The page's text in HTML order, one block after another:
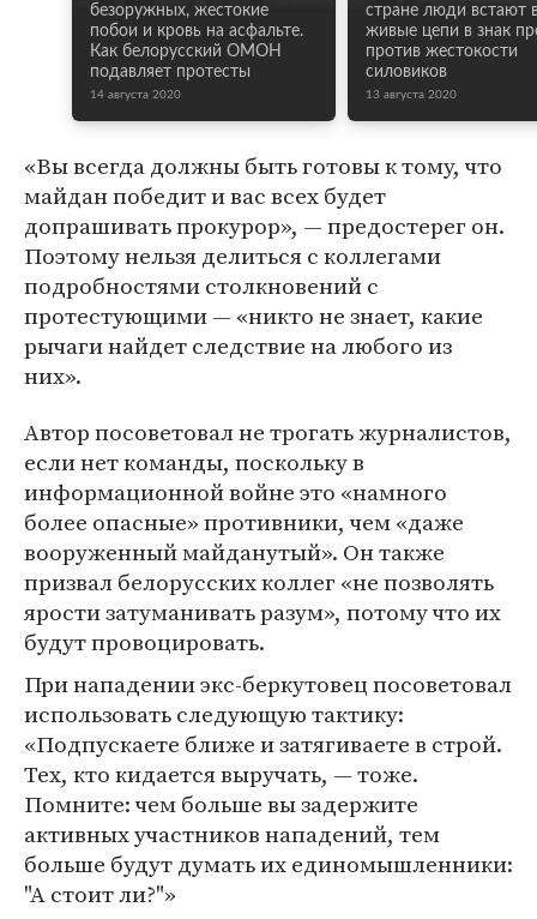
безоружных, жестокие
побои и кровь на асфальте.
Как белорусский ОМОН
подавляет протесты
14 августа 2020
стране люди встают
живые цепи в знак
против жестокости
силовиков
13 августа 2020
«Вы всегда должны быть готовы к тому, что
майдан победит и вас всех будет
допрашивать прокурор», — предостерег он.
Поэтому нельзя делиться с коллегами
подробностями столкновений с
протестующими — «никто не знает, какие
рычаги найдет следствие на любого из
них».
Автор посоветовал не трогать журналистов,
если нет команды, поскольку в
информационной войне это «намного
более опасные» противники, чем «даже
вооруженный майданутый». Он также
призвал белорусских коллег «не позволять
ярости затуманивать разум», потому что их
будут провоцировать.
При нападении экс-беркутовец посоветовал
использовать следующую тактику:
«Подпускаете ближе и затягиваете в строй.
Тех, кто кидается выручать, — тоже.
Помните: чем больше вы задержите
активных участников нападений, тем
больше будут думать их единомышленники:
"А стоит ли?"»